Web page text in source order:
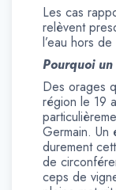
Les cas
relèvent
l’eau hors
Pourquoi
Des orages
région le 19
Germain. Un
durement
de
ceps de